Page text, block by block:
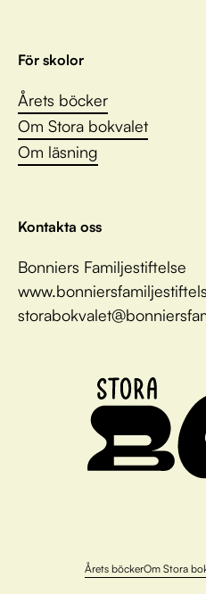
För skolor
Årets böcker
Om Stora bokvalet
Om läsning
Kontakta oss
Bonniers Familjestiftelse
Årets böckerOm Stora